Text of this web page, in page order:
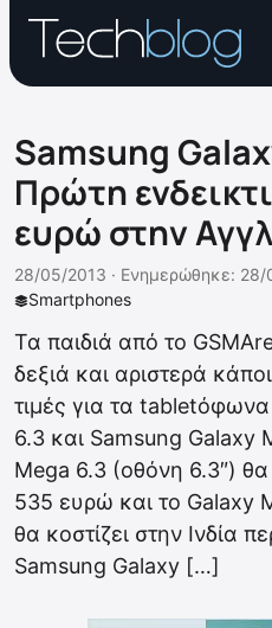
Samsung
Πρώτη
ευρώ στην
Smartphones
28/05/2013 · Ενημερώθηκε: 28/
Τα παιδιά από το
δεξιά και αριστερά
τιμές για τα
6.3 και Samsung Galaxy
Mega 6.3 (οθόνη 6.3″) θα
535 ευρώ και το Galaxy
θα κοστίζει στην Ινδία
Samsung Galaxy […]